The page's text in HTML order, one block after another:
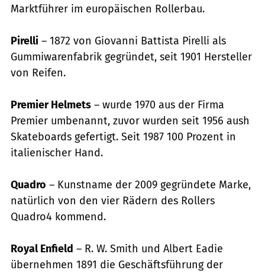
Marktführer im europäischen Rollerbau.
Pirelli – 1872 von Giovanni Battista Pirelli als
Gummiwarenfabrik gegründet, seit 1901 Hersteller
von Reifen.
Premier Helmets – wurde 1970 aus der Firma
Premier umbenannt, zuvor wurden seit 1956 aush
Skateboards gefertigt. Seit 1987 100 Prozent in
italienischer Hand.
Quadro – Kunstname der 2009 gegründete Marke,
natürlich von den vier Rädern des Rollers
Quadro4 kommend.
Royal Enfield – R. W. Smith und Albert Eadie
übernehmen 1891 die Geschäftsführung der